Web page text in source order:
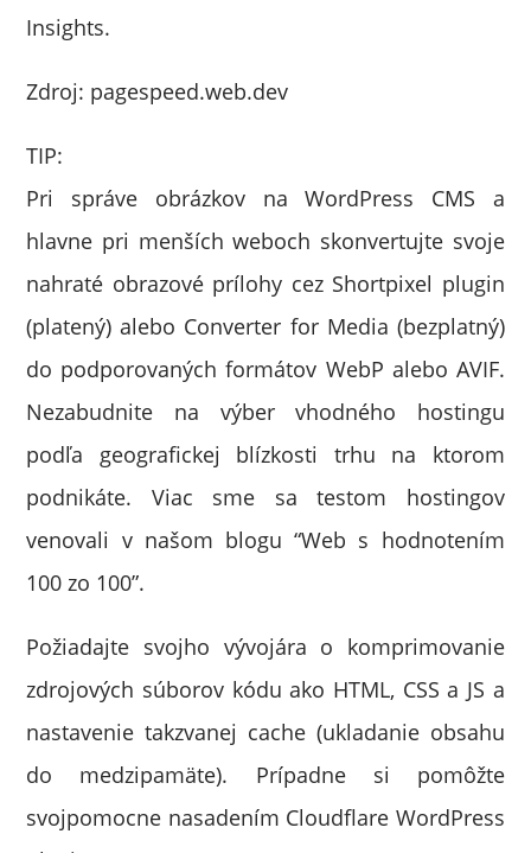
Insights.
Zdroj: pagespeed.web.dev
TIP:
Pri správe obrázkov na WordPress CMS a
hlavne pri menších weboch skonvertujte svoje
nahraté obrazové prílohy cez Shortpixel plugin
(platený) alebo Converter for Media (bezplatný)
do podporovaných formátov WebP alebo AVIF.
Nezabudnite na výber vhodného hostingu
podľa geografickej blízkosti trhu na ktorom
podnikáte. Viac sme sa testom hostingov
venovali v našom blogu “Web s hodnotením
100 zo 100”.
Požiadajte svojho vývojára o komprimovanie
zdrojových súborov kódu ako HTML, CSS a JS a
nastavenie takzvanej cache (ukladanie obsahu
do medzipamäte). Prípadne si pomôžte
svojpomocne nasadením Cloudflare WordPress